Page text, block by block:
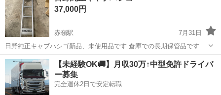
37,000円
赤嶺駅
7月31日
日野純正キャブハシゴ新品、未使用品です 倉庫での長期保管品ですの
で、神経質な方は ご遠慮下さい、定価182000円
沖縄 豊見城市 赤嶺駅 外装、車外用品 新品
【未経験OK🚚】月収30万↑中型免許ドライバ
ー募集
完全週休2日で安定転職